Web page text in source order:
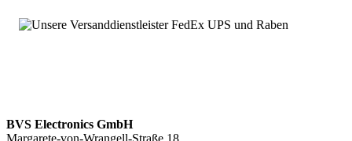
BVS Electronics GmbH
Margarete-von-Wrangell-Straße 18